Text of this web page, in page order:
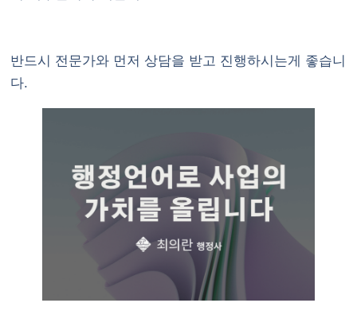
반드시 전문가와 먼저 상담을 받고 진행하시는게 좋습니
다.